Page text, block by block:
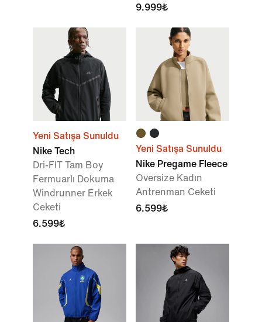
9.999₺
Yeni Satışa Sunuldu
Nike Tech
Dri-FIT Tam Boy
Fermuarlı Dokuma
Windrunner Erkek
Ceketi
6.599₺
Yeni Satışa Sunuldu
Nike Pregame Fleece
Oversize Kadın
Antrenman Ceketi
6.599₺